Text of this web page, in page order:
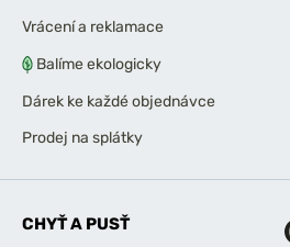
Vrácení a reklamace
Balíme ekologicky
Dárek ke každé objednávce
Prodej na splátky
CHYŤ A PUSŤ